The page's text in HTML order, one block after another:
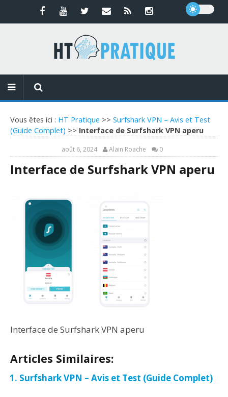
Vous êtes ici : HT Pratique >> Surfshark VPN – Avis et Test
(Guide Complet) >> Interface de Surfshark VPN aperu
août 6, 2024 Alain Roache 0
Interface de Surfshark VPN aperu
Interface de Surfshark VPN aperu
Articles Similaires:
Surfshark VPN – Avis et Test (Guide Complet)